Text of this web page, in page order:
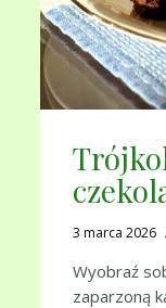
3 marca 2026
Wyobraź
zaparzoną